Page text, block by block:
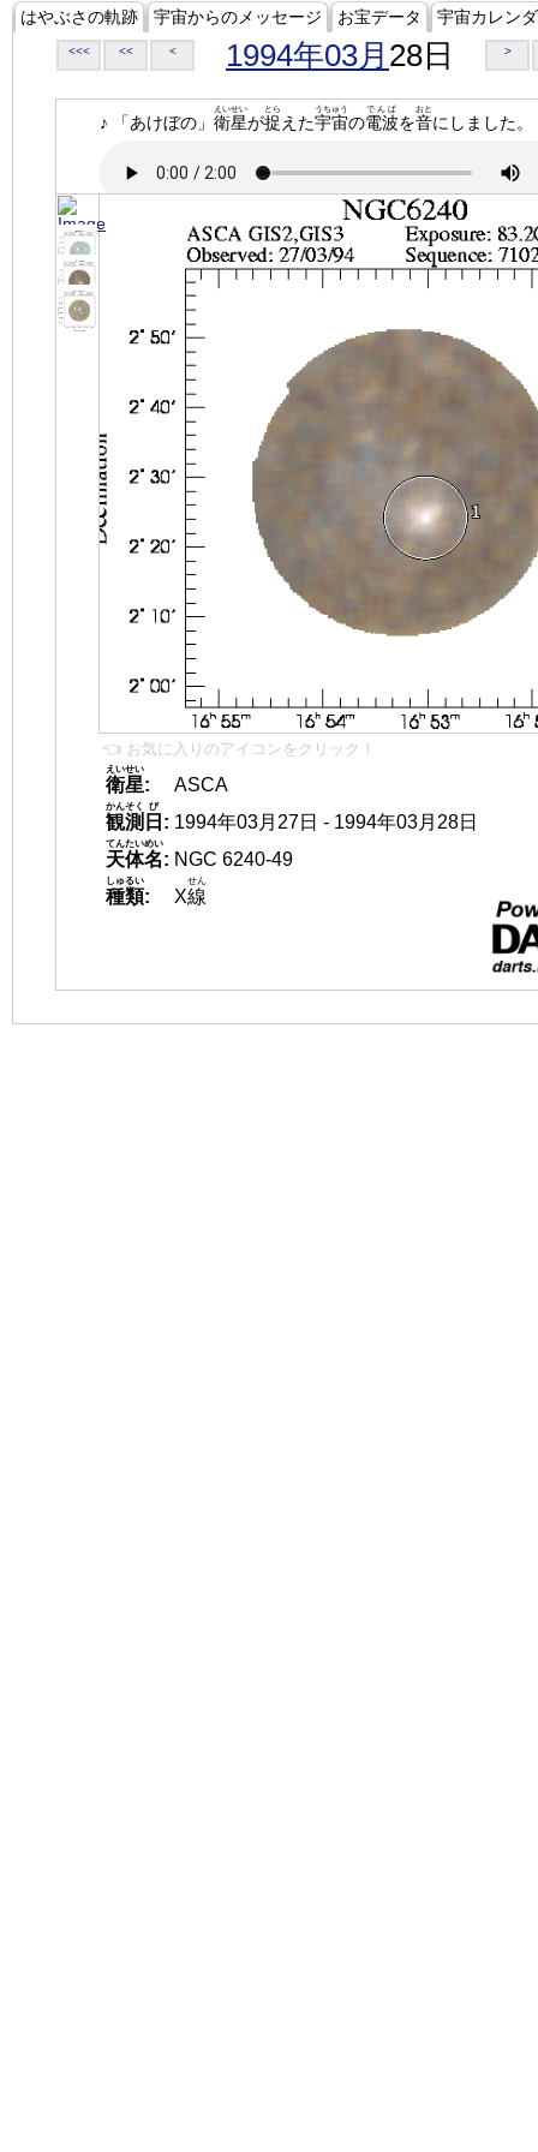
はやぶさの軌跡 宇宙からのメッセージ お宝データ 宇宙カレン
<<< << < 1994年03月 28日 >
♪ 「あけぼの」 衛星
えいせい
が捉
とら
えた宇宙
うちゅう
の電波
でんぱ
を音
おと
にしました。
👈 お気に入りのアイコンをクリック！
衛星
えいせい
:
ASCA
観測
かんそく
日
び
: 1994年03月27日 - 1994年03月28日
天体名
てんたいめい
: NGC 6240-49
種類
しゅるい
: X線
せん